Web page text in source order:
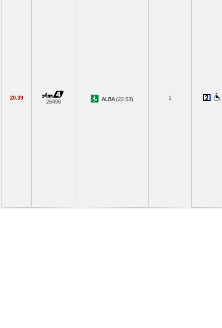
20.39
26496 ALBA(22.53) 1